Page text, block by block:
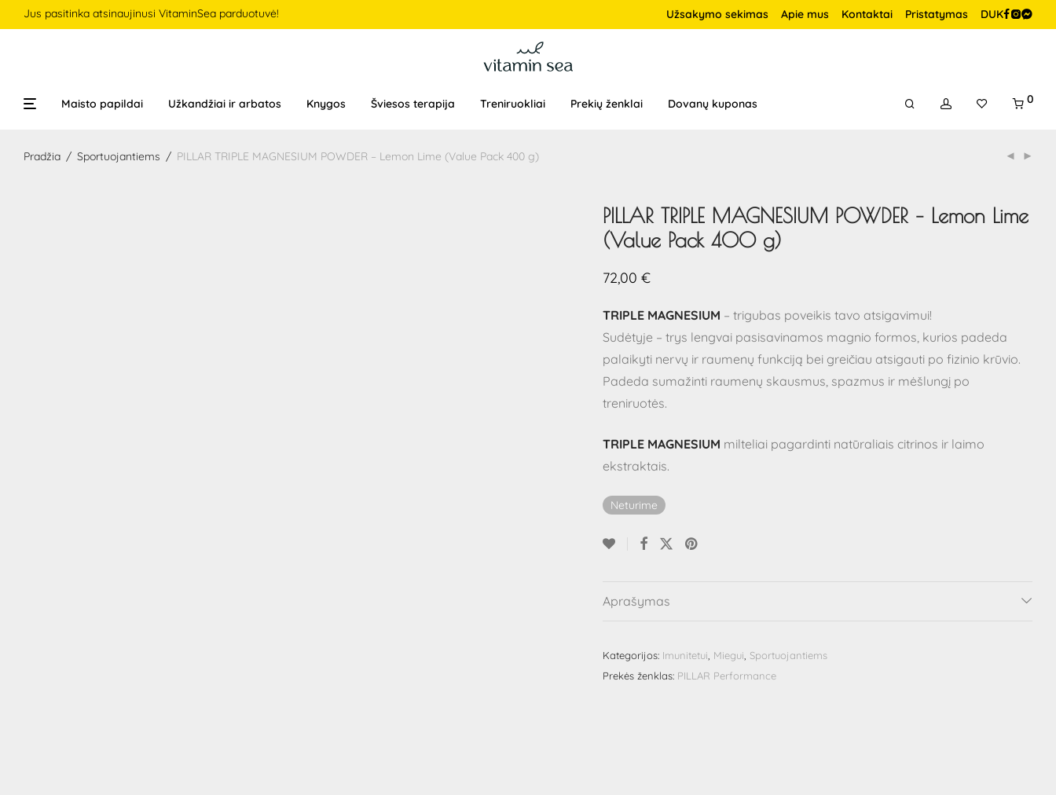
Jus pasitinka atsinaujinusi VitaminSea parduotuvė! Užsakymo sekimas Apie mus Kontaktai Pristatymas DUK
Maisto papildai Užkandžiai ir arbatos Knygos Šviesos terapija Treniruokliai Prekių ženklai Dovanų kuponas 0
Pradžia / Sportuojantiems / PILLAR TRIPLE MAGNESIUM POWDER – Lemon Lime (Value Pack 400 g)
PILLAR TRIPLE MAGNESIUM POWDER – Lemon Lime
(Value Pack 400 g)
72,00 €
TRIPLE MAGNESIUM – trigubas poveikis tavo atsigavimui!
Sudėtyje – trys lengvai pasisavinamos magnio formos, kurios padeda
palaikyti nervų ir raumenų funkciją bei greičiau atsigauti po fizinio krūvio.
Padeda sumažinti raumenų skausmus, spazmus ir mėšlungį po
treniruotės.
TRIPLE MAGNESIUM milteliai pagardinti natūraliais citrinos ir laimo
ekstraktais.
Neturime
Aprašymas
Kategorijos: Imunitetui Miegui Sportuojantiems
Prekės ženklas: PILLAR Performance